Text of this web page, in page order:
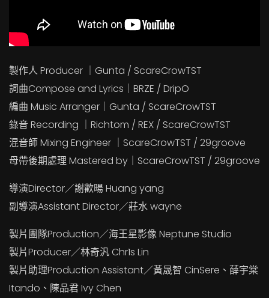
製作人 Producer ｜Gunta / ScareCrowTST
詞曲Compose and Lyrics｜BRZE / DripO
編曲 Music Arranger｜Gunta / ScareCrowTST
錄音 Recording ｜Richtom / REX / ScareCrowTST
混音師 Mixing Engineer ｜ScareCrowTST / 29groove
母帶後期處理 Mastered by｜ScareCrowTST / 29groove
導演Director／謝歡暘 Huang yang
副導演Assistant Director／莊水 wayne
製片團隊Production／海王星影像 Neptune Studio
製片Producer／林奇汎 Chr1s Lin
製片助理Production Assistant／黃晟智 CinSere、薛宇棠
Itando、陳品君 Ivy Chen